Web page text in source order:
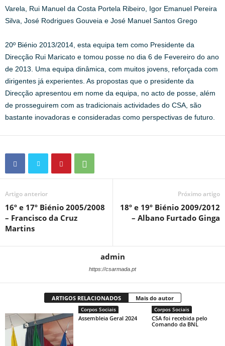
Varela, Rui Manuel da Costa Portela Ribeiro, Igor Emanuel Pereira
Silva, José Rodrigues Gouveia e José Manuel Santos Grego
20º Biénio 2013/2014, esta equipa tem como Presidente da
Direcção Rui Maricato e tomou posse no dia 6 de Fevereiro do ano
de 2013. Uma equipa dinâmica, com muitos jovens, reforçada com
dirigentes já experientes. As propostas que o presidente da
Direcção apresentou em nome da equipa, no acto de posse, além
de prosseguirem com as tradicionais actividades do CSA, são
bastante inovadoras e consideradas como perspectivas de futuro.
Artigo anterior
16º e 17º Biénio 2005/2008
– Francisco da Cruz
Martins
Próximo artigo
18º e 19º Biénio 2009/2012
– Albano Furtado Ginga
admin
https://csarmada.pt
ARTIGOS RELACIONADOS Mais do autor
Corpos Sociais
Assembleia Geral 2024
Corpos Sociais
CSA foi recebida pelo
Comando da BNL